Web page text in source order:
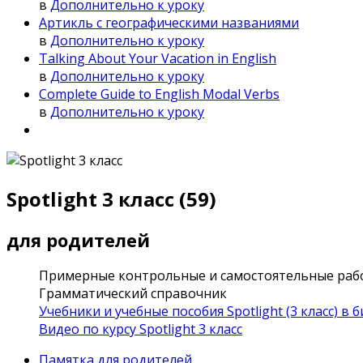
в Дополнительно к уроку
Артикль с географическими названиями
в Дополнительно к уроку
Talking About Your Vacation in English
в Дополнительно к уроку
Complete Guide to English Modal Verbs
в Дополнительно к уроку
Spotlight 3 класс (59)
для родителей
Примерные контрольные и самостоятельные
Грамматический справочник
Учебники и учебные пособия Spotlight (3 класс) в
Видео по курсу Spotlight 3 класс